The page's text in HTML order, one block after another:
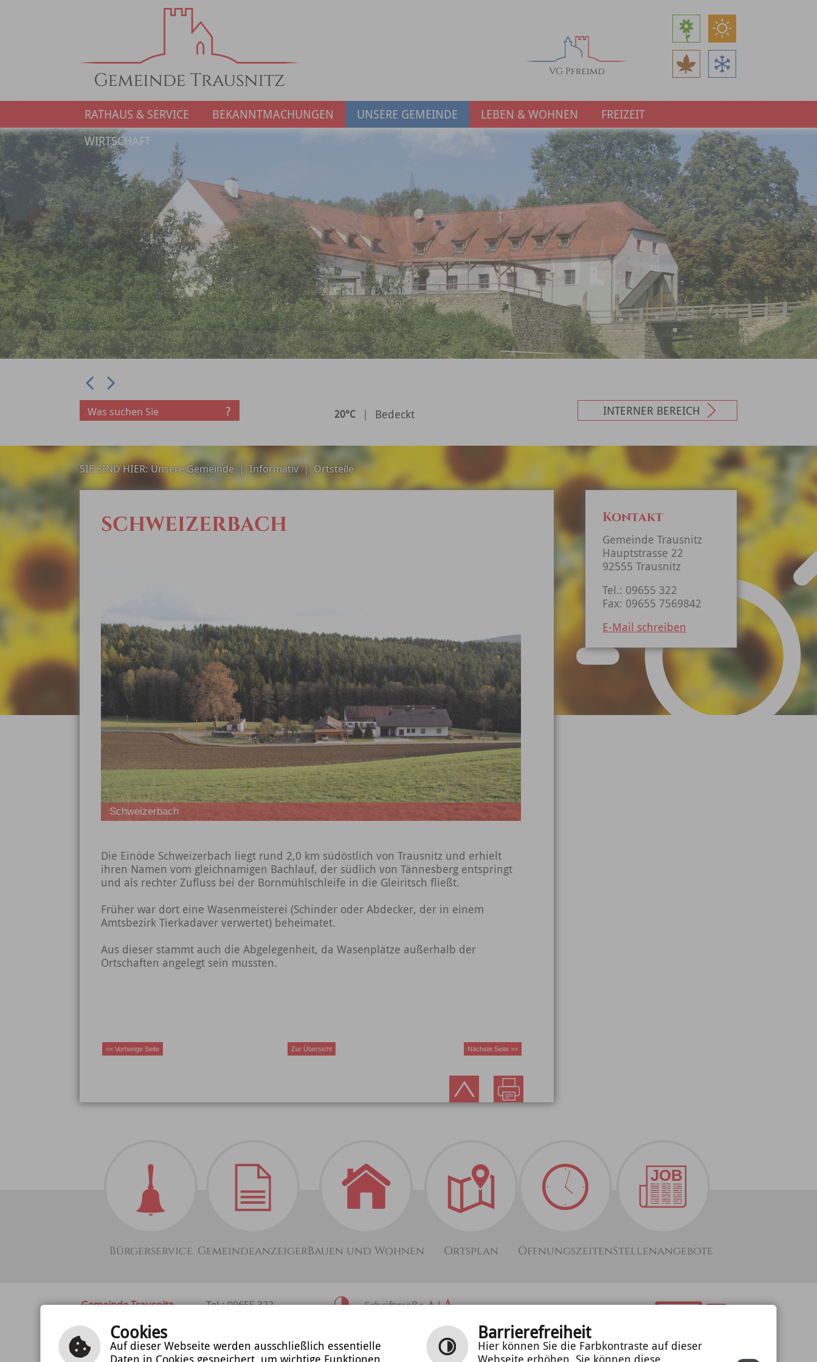
RATHAUS & SERVICE BEKANNTMACHUNGEN UNSERE GEMEINDE LEBEN & WOHNEN
FREIZEIT
WIRTSCHAFT
Prev
20°C | Bedeckt INTERNER BEREICH
SIE SIND HIER:Unsere Gemeinde | Informativ| Ortsteile
SCHWEIZERBACH
Schweizerbach
Die Einöde Schweizerbach liegt rund 2,0 km südöstlich von Trausnitz und erhielt
ihren Namen vom gleichnamigen Bachlauf, der südlich von Tännesberg entspringt
und als rechter Zufluss bei der Bornmühlschleife in die Gleiritsch fließt.
Früher war dort eine Wasenmeisterei (Schinder oder Abdecker, der in einem
Amtsbezirk Tierkadaver verwertet) beheimatet.
Aus dieser stammt auch die Abgelegenheit, da Wasenplätze außerhalb der
Ortschaften angelegt sein mussten.
<< Vorherige Seite Zur Übersicht Nächste Seite >>
Kontakt
Gemeinde Trausnitz
Hauptstrasse 22
92555 Trausnitz
Tel.: 09655 322
Fax: 09655 7569842
E-Mail schreiben
Bürgerservice GemeindeanzeigerBauen und Wohnen Ortsplan ÖffnungszeitenStellenangebote
Gemeinde Trausnitz
Tel.: 09655 322
92555 Trausnitz
Schriftgröße
|Datenschutzerklärung
Endgeräte
Cookies
Auf dieser Webseite werden ausschließlich essentielle
Daten in Cookies gespeichert, um wichtige Funktionen
Barrierefreiheit
Hier können Sie die Farbkontraste auf dieser
Webseite erhöhen. Sie können diese